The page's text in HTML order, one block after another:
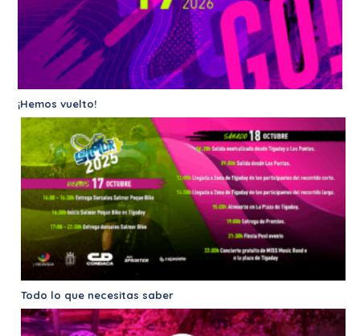
¡Hemos vuelto!
Todo lo que necesitas saber